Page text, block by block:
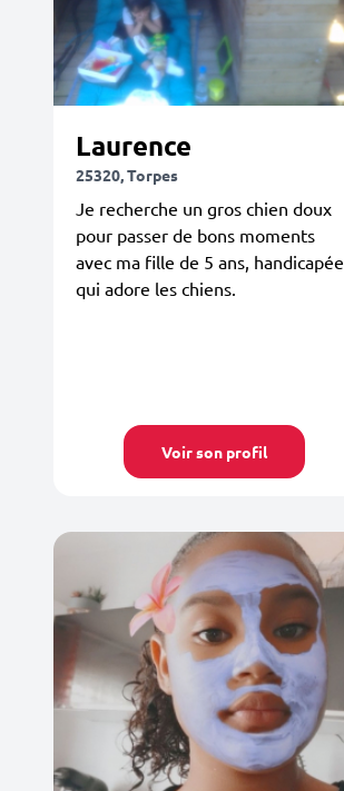
Laurence
25320, Torpes
Je recherche un gros chien doux
pour passer de bons moments
avec ma fille de 5 ans, handicapée,
qui adore les chiens.
Voir son profil